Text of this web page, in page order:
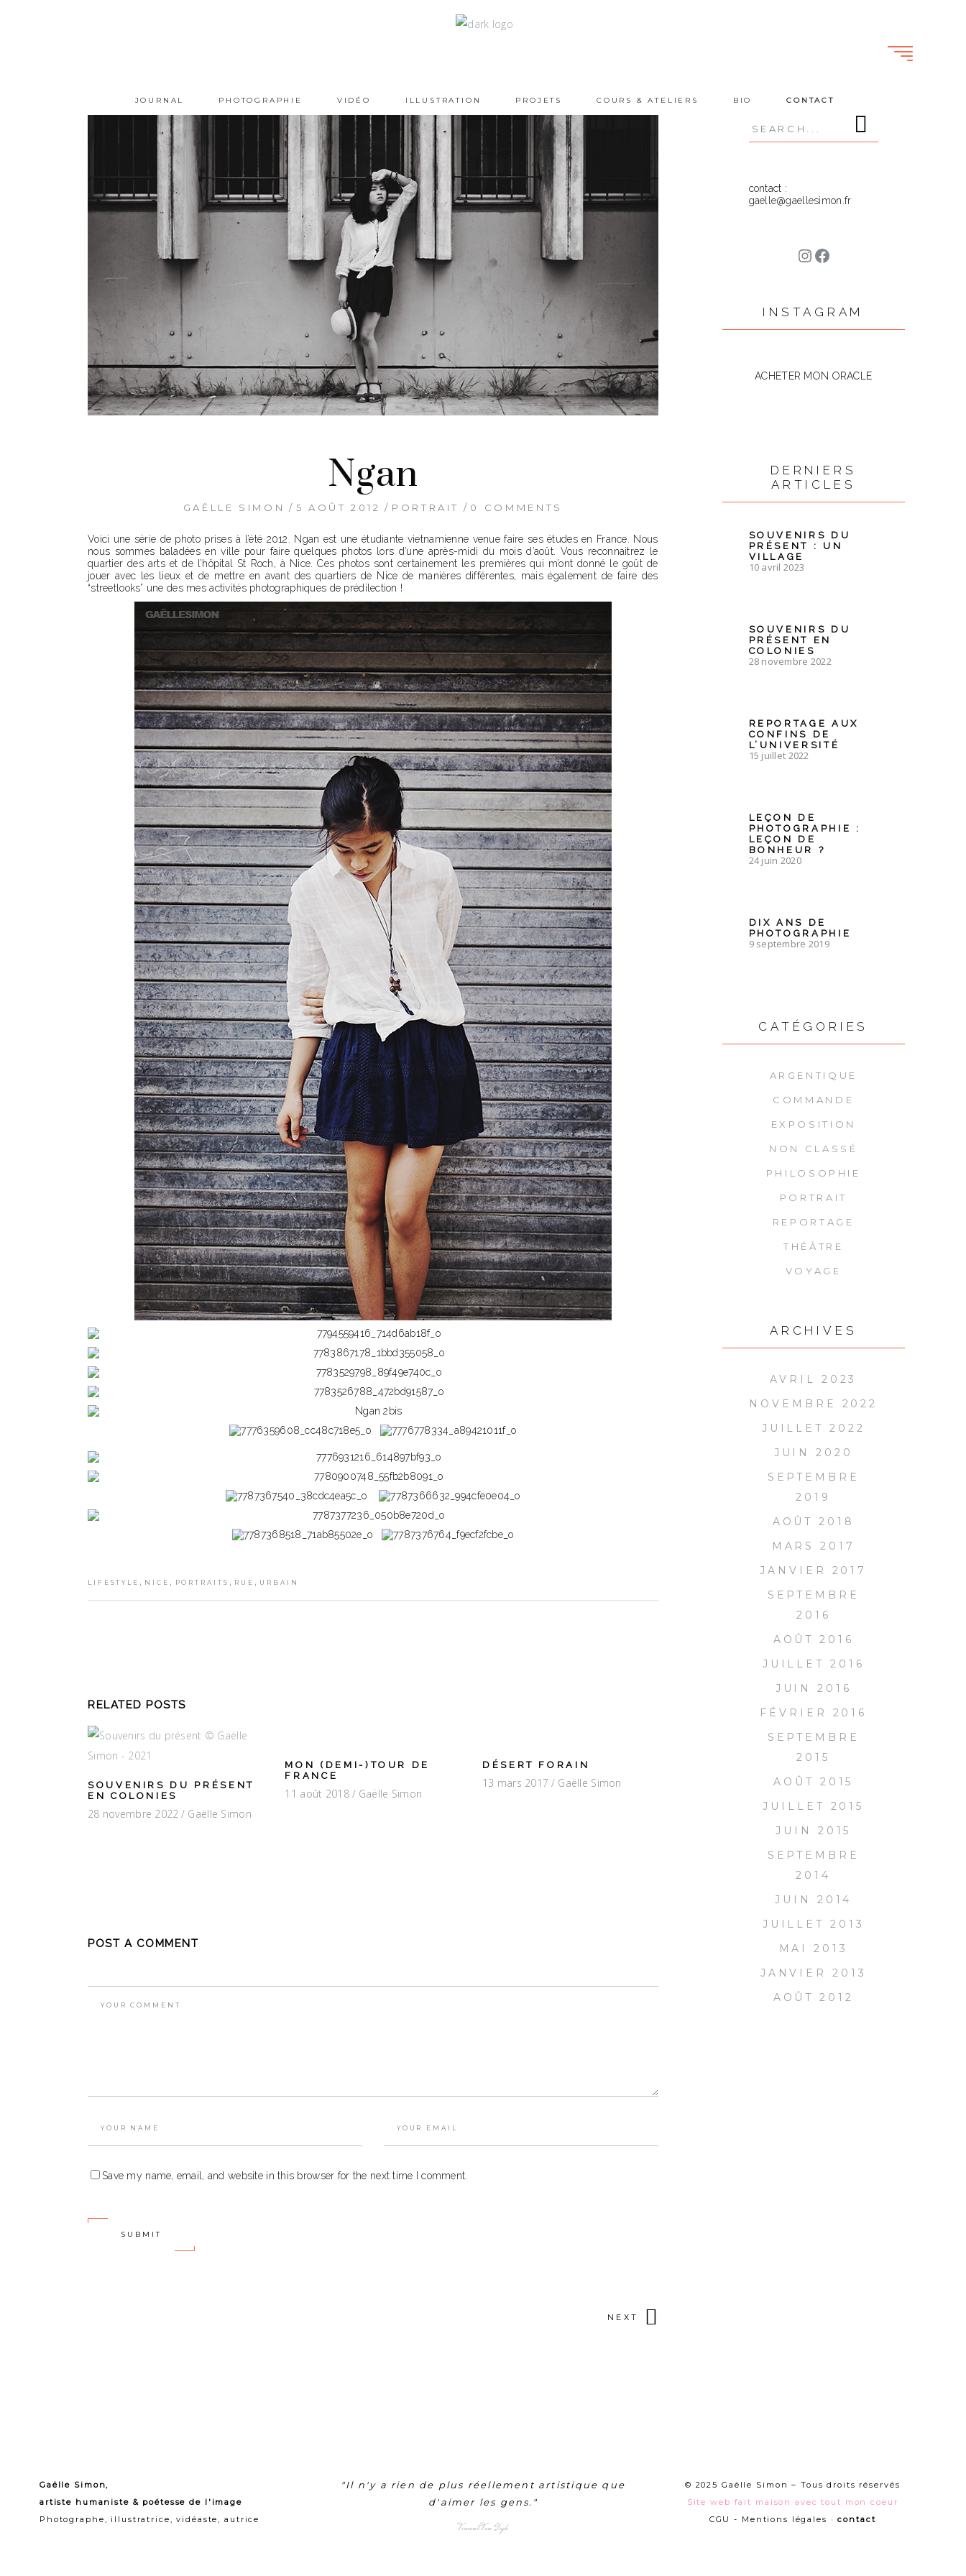
JOURNAL PHOTOGRAPHIE VIDÉO ILLUSTRATION PROJETS COURS & ATELIERS BIO CONTACT
Ngan
GAËLLE SIMON 5 AOÛT 2012 PORTRAIT 0 COMMENTS
Voici une série de photo prises à l’été 2012. Ngan est une étudiante vietnamienne venue faire ses études en France. Nous
nous sommes baladées en ville pour faire quelques photos lors d’une après-midi du mois d’août. Vous reconnaitrez le
quartier des arts et de l’hôpital St Roch, à Nice. Ces photos sont certainement les premières qui m’ont donné le goût de
jouer avec les lieux et de mettre en avant des quartiers de Nice de manières différentes, mais également de faire des
“streetlooks” une des mes activités photographiques de prédilection !
LIFESTYLE , NICE , PORTRAITS , RUE , URBAIN
RELATED POSTS
SOUVENIRS DU PRÉSENT
EN COLONIES
28 novembre 2022 Gaëlle Simon
MON (DEMI-)TOUR DE
FRANCE
11 août 2018 Gaëlle Simon
DÉSERT FORAIN
13 mars 2017 Gaëlle Simon
POST A COMMENT
Save my name, email, and website in this browser for the next time I comment.
NEXT
Search
for:
contact :
gaelle@gaellesimon.fr
Instagram
Facebook
INSTAGRAM
ACHETER MON ORACLE
DERNIERS
ARTICLES
SOUVENIRS DU
PRÉSENT : UN
VILLAGE
10 avril 2023
SOUVENIRS DU
PRÉSENT EN
COLONIES
28 novembre 2022
REPORTAGE AUX
CONFINS DE
L’UNIVERSITÉ
15 juillet 2022
LEÇON DE
PHOTOGRAPHIE :
LEÇON DE
BONHEUR ?
24 juin 2020
DIX ANS DE
PHOTOGRAPHIE
9 septembre 2019
CATÉGORIES
ARGENTIQUE
COMMANDE
EXPOSITION
NON CLASSÉ
PHILOSOPHIE
PORTRAIT
REPORTAGE
THÉÂTRE
VOYAGE
ARCHIVES
AVRIL 2023
NOVEMBRE 2022
JUILLET 2022
JUIN 2020
SEPTEMBRE
2019
AOÛT 2018
MARS 2017
JANVIER 2017
SEPTEMBRE
2016
AOÛT 2016
JUILLET 2016
JUIN 2016
FÉVRIER 2016
SEPTEMBRE
2015
AOÛT 2015
JUILLET 2015
JUIN 2015
SEPTEMBRE
2014
JUIN 2014
JUILLET 2013
MAI 2013
JANVIER 2013
AOÛT 2012
Gaëlle Simon,
artiste humaniste & poétesse de l'image
Photographe, illustratrice, vidéaste, autrice
"Il n'y a rien de plus réellement artistique que
d'aimer les gens."
Vincent Van Gogh
© 2025 Gaëlle Simon – Tous droits réservés
Site web fait maison avec tout mon coeur
CGU - Mentions légales •contact